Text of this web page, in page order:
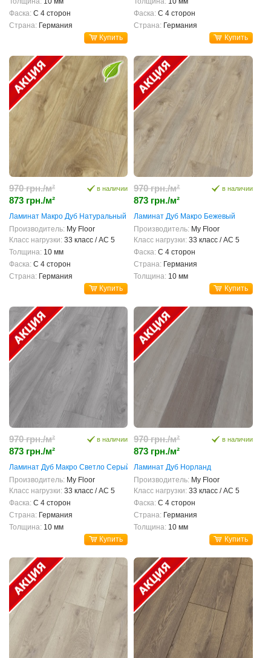
Фаска: С 4 сторон
Страна: Германия
Купить
Фаска: С 4 сторон
Страна: Германия
Купить
970 грн./м²
873 грн./м²
в наличии
Ламинат Макро Дуб Натуральный
Производитель: My Floor
Класс нагрузки: 33 класс / AC 5
Толщина: 10 мм
Фаска: С 4 сторон
Страна: Германия
Купить
970 грн./м²
873 грн./м²
в наличии
Ламинат Дуб Макро Бежевый
Производитель: My Floor
Класс нагрузки: 33 класс / AC 5
Фаска: С 4 сторон
Страна: Германия
Толщина: 10 мм
Купить
970 грн./м²
873 грн./м²
в наличии
Ламинат Дуб Макро Светло Серый
Производитель: My Floor
Класс нагрузки: 33 класс / AC 5
Фаска: С 4 сторон
Страна: Германия
Толщина: 10 мм
Купить
970 грн./м²
873 грн./м²
в наличии
Ламинат Дуб Норланд
Производитель: My Floor
Класс нагрузки: 33 класс / AC 5
Фаска: С 4 сторон
Страна: Германия
Толщина: 10 мм
Купить